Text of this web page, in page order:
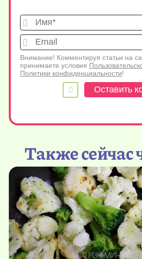
Внимание! Комментируя статьи на
принимаете условия
Политики конфиденциальности!
Также сейчас